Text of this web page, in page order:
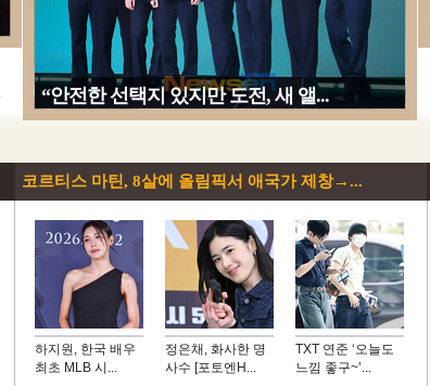
“안전한 선택지 있지만 도전, 새 앨...
코르티스 마틴, 8살에 올림픽서 애국가 제창→...
하지원, 한국 배우
최초 MLB 시...
정은채, 화사한 명
사수 [포토엔H...
TXT 연준 ‘오늘도
느낌 좋구~’...